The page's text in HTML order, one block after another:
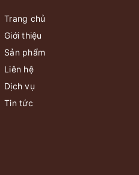
Trang chủ
Giới thiệu
Sản phẩm
Liên hệ
Dịch vụ
Tin tức